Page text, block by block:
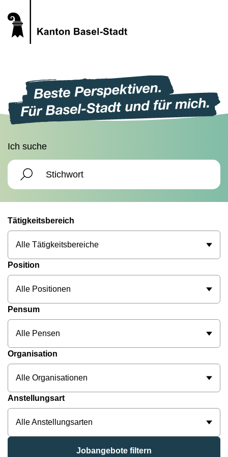
Ich suche
Tätigkeitsbereich
Alle Tätigkeitsbereiche
Position
Alle Positionen
Pensum
Alle Pensen
Organisation
Alle Organisationen
Anstellungsart
Alle Anstellungsarten
Jobangebote filtern